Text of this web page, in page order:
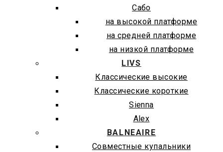
Сабо
на высокой платформе
на средней платформе
на низкой платформе
LIVS
Классические высокие
Классические короткие
Sienna
Alex
BALNEAIRE
Совместные купальники